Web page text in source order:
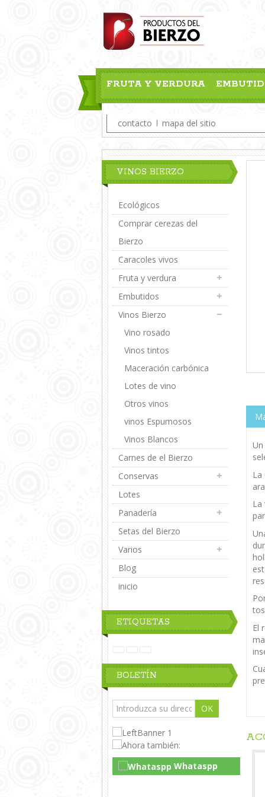
FRUTA Y VERDURA
contacto
mapa del sitio
VINOS BIERZO
Ecológicos
Comprar cerezas del
Bierzo
Caracoles vivos
Fruta y verdura
Embutidos
Vinos Bierzo
Vino rosado
Vinos tintos
Maceración carbónica
Lotes de vino
Otros vinos
vinos Espumosos
Vinos Blancos
Carnes de el Bierzo
Conservas
Lotes
Panadería
Setas del Bierzo
Varios
Blog
inicio
ETIQUETAS
BOLETÍN
OK
Whataspp
Live Chat
La
La
El